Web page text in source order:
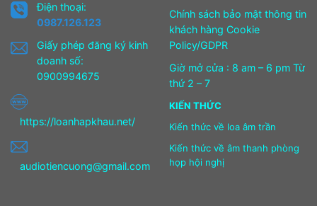
Điện thoại:
0987.126.123
Giấy phép đăng ký kinh
doanh số:
0900994675
https://loanhapkhau.net/
audiotiencuong@gmail.com
Chính sách bảo mật thông tin
khách hàng Cookie
Policy/GDPR
Giờ mở cửa : 8 am – 6 pm Từ
thứ 2 – 7
KIẾN THỨC
Kiến thức về loa âm trần
Kiến thức về âm thanh phòng
họp hội nghị